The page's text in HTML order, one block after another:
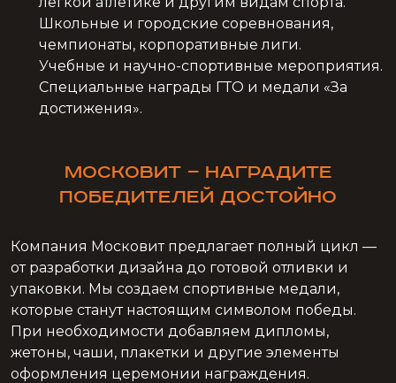
Школьные и городские соревнования,
чемпионаты, корпоративные лиги.
Учебные и научно-спортивные мероприятия.
Специальные награды ГТО и медали «За
достижения».
Московит — наградите
победителей достойно
Компания Московит предлагает полный цикл —
от разработки дизайна до готовой отливки и
упаковки. Мы создаем спортивные медали,
которые станут настоящим символом победы.
При необходимости добавляем дипломы,
жетоны, чаши, плакетки и другие элементы
оформления церемонии награждения.